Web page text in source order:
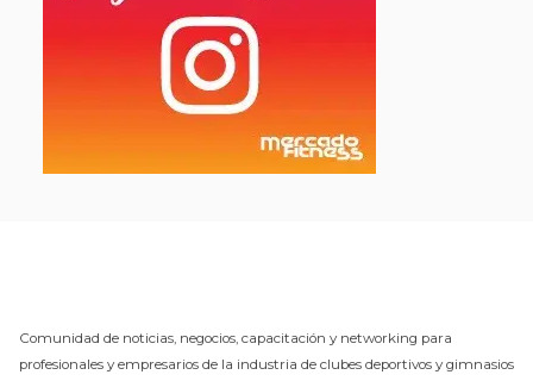
Comunidad de noticias, negocios, capacitación y networking para
profesionales y empresarios de la industria de clubes deportivos y gimnasios